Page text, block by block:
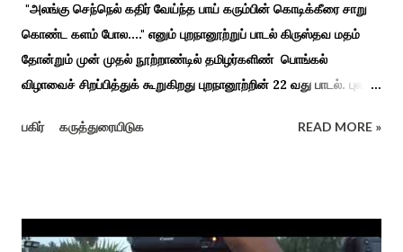
"அலங்கு செந்நெல் கதிர் வேய்ந்த பாய் கரும்பின் கொடிக்கீரை சாறு
கொண்ட களம் போல...." எனும் புறநானூற்றுப் பாடல் கிருஸ்தவ மதம்
தோன்றும் முன் முதல் நூற்றாண்டில் தமிழர்களிண் பொங்கல்
விழாவைச் சிறப்பித்துக் கூறுகிறது புறநானூற்றின் 22 வது பாடல். புலவர்
பொங்கல் விழாவை விவரிக்கிறார். நற்றிணை, குறுந்தொகை,
சங்க இலக்கியங்களுக்கு பின் காலகட்டத்திலும் 'புதுக்கலத்து எழுந்த
பகிர் கருத்துரையிடுக READ MORE »